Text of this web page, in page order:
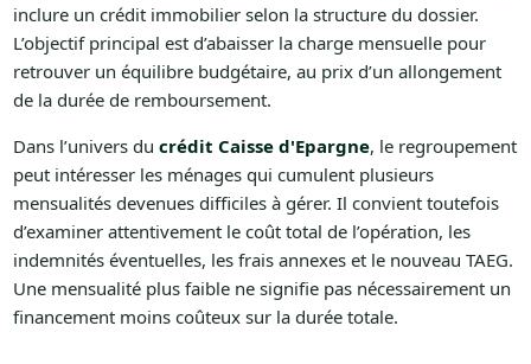
inclure un crédit immobilier selon la structure du dossier.
L’objectif principal est d’abaisser la charge mensuelle pour
retrouver un équilibre budgétaire, au prix d’un allongement
de la durée de remboursement.
Dans l’univers du crédit Caisse d'Epargne, le regroupement
peut intéresser les ménages qui cumulent plusieurs
mensualités devenues difficiles à gérer. Il convient toutefois
d’examiner attentivement le coût total de l’opération, les
indemnités éventuelles, les frais annexes et le nouveau TAEG.
Une mensualité plus faible ne signifie pas nécessairement un
financement moins coûteux sur la durée totale.